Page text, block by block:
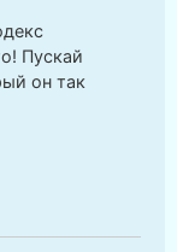
Пускай
он так